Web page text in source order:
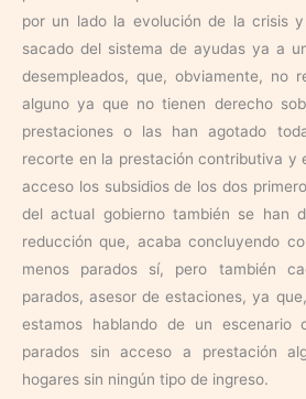
por un lado la evolución de la crisis
sacado del sistema de ayudas ya a
desempleados, que, obviamente, no
alguno ya que no tienen derecho
prestaciones o las han agotado
recorte en la prestación contributiva y
acceso los subsidios de los dos
del actual gobierno también se han
reducción que, acaba concluyendo
menos parados sí, pero también
parados, asesor de estaciones, ya
estamos hablando de un escenario
parados sin acceso a prestación
hogares sin ningún tipo de ingreso.